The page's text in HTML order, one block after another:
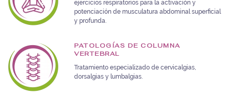
ejercicios respiratorios para la activación y
potenciación de musculatura abdominal superficial
y profunda.
PATOLOGÍAS DE COLUMNA
VERTEBRAL
Tratamiento especializado de cervicalgias,
dorsalgias y lumbalgias.